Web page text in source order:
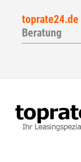
toprate24.de
Beratung